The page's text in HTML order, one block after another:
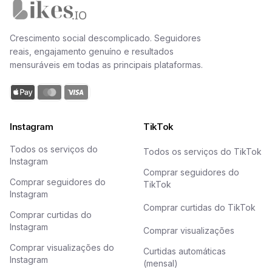
Crescimento social descomplicado. Seguidores
reais, engajamento genuíno e resultados
mensuráveis em todas as principais plataformas.
Instagram
Todos os serviços do
Instagram
Comprar seguidores do
Instagram
Comprar curtidas do
Instagram
Comprar visualizações do
Instagram
TikTok
Todos os serviços do TikTok
Comprar seguidores do
TikTok
Comprar curtidas do TikTok
Comprar visualizações
Curtidas automáticas
(mensal)